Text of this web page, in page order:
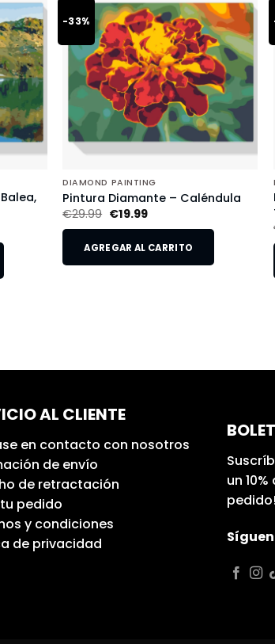
-33%
DIAMOND PAINTING
Pintura Diamante – Caléndula
€29.99 €19.99
AGREGAR AL CARRITO
AL CLIENTE
en contacto con nosotros
de envío
de retractación
pedido
y condiciones
de privacidad
un
pedido!